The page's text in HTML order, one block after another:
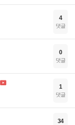
4
댓글
0
댓글
1
댓글
34